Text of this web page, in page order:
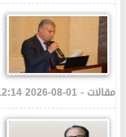
مقالات - 01-08-2026 12:14 PM